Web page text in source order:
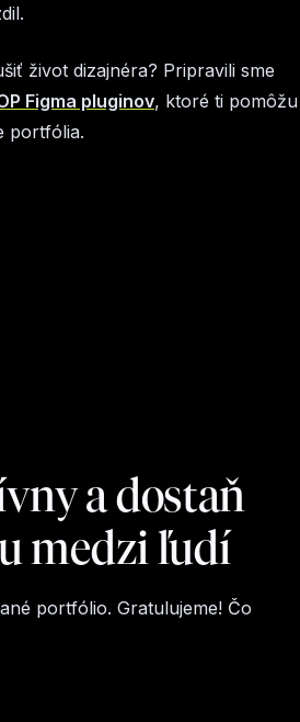
život dizajnéra? Pripravili sme
Figma pluginov, ktoré ti pomôžu
portfólia.
a dostaň
medzi ľudí
portfólio. Gratulujeme! Čo